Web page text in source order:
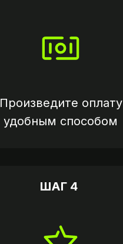
Произведите оплату
удобным способом
ШАГ 4